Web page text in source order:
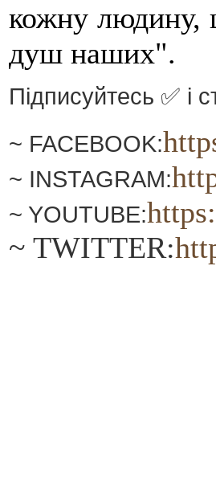
кожну людину,
душ наших".
Підписуйтесь ✅ і
~ FACEBOOK:
~ INSTAGRAM:
~ YOUTUBE:https:
~ TWITTER: